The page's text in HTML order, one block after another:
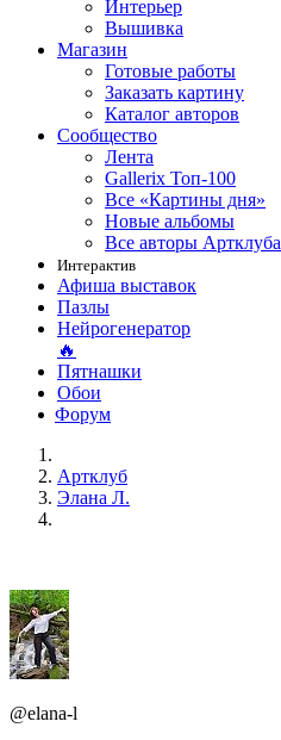
Интерьер
Вышивка
Магазин
Готовые работы
Заказать картину
Каталог авторов
Сообщество
Лента
Gallerix Топ-100
Все «Картины дня»
Новые альбомы
Все авторы Артклуба
Интерактив
Афиша выставок
Пазлы
Нейрогенератор
🔥
Пятнашки
Обои
Форум
Артклуб
Элана Л.
@elana-l